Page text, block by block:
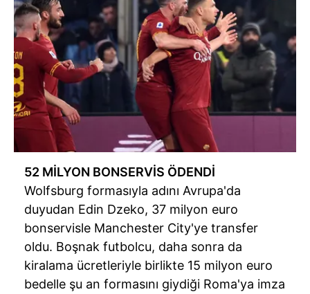
kılınması ve kişiselleştirilmesi ve sizlere yönelik
reklam/pazarlama faaliyetlerinin yapılması, amaçlarıyla
sınırlı olarak açık rızanız dahilinde kullanılacaktır.
Çerezlere ilişkin tercihlerinizi aşağıda yer alan panel
vasıtasıyla belirleyebilirsiniz. Çerezlere ilişkin detaylı bilgi
için Ayarlar butonuna tıklayabilir,Çerez Bilgilendirme
Metnimiziziyaret edebilirsiniz.
hazırlanmış Aydınlatma Metnimizi okumak ve sitemizde
ilgili mevzuata uygun olarak kullanılan çerezlerle ilgili bilgi
almak için lütfentıklayınız.
52 MİLYON BONSERVİS ÖDENDİ
Wolfsburg formasıyla adını Avrupa'da
duyudan Edin Dzeko, 37 milyon euro
bonservisle Manchester City'ye transfer
oldu. Boşnak futbolcu, daha sonra da
kiralama ücretleriyle birlikte 15 milyon euro
bedelle şu an formasını giydiği Roma'ya imza